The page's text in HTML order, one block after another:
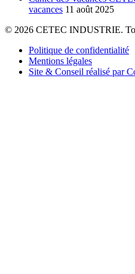
vacances 11 août 2025
© 2026 CETEC INDUSTRIE.
Politique de confidentialité
Mentions légales
Site & Conseil réalisé par